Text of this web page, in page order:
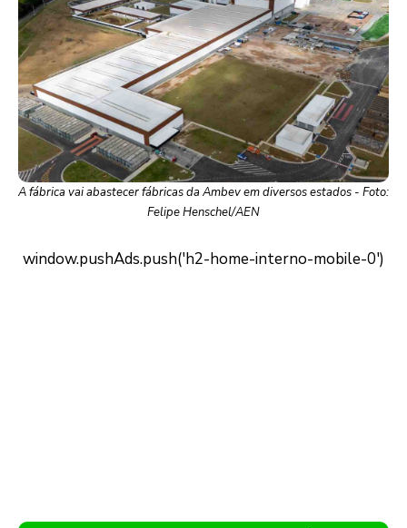
A fábrica vai abastecer fábricas da Ambev em diversos estados - Foto:
Felipe Henschel/AEN